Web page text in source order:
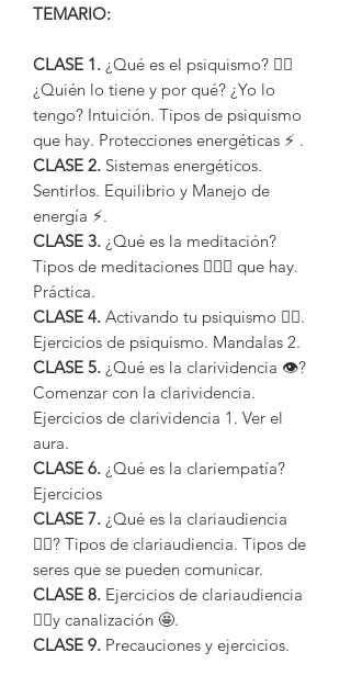
TEMARIO:
CLASE 1. ¿Qué es el psiquismo? 😵‍💫
¿Quién lo tiene y por qué? ¿Yo lo
tengo? Intuición. Tipos de psiquismo
que hay. Protecciones energéticas ⚡ .
CLASE 2. Sistemas energéticos.
Sentirlos. Equilibrio y Manejo de
energía ⚡.
CLASE 3. ¿Qué es la meditación?
Tipos de meditaciones 🧘🏻‍♀️ que hay.
Práctica.
CLASE 4. Activando tu psiquismo 😵‍💫.
Ejercicios de psiquismo. Mandalas 2.
CLASE 5. ¿Qué es la clarividencia 👁️?
Comenzar con la clarividencia.
Ejercicios de clarividencia 1. Ver el
aura.
CLASE 6. ¿Qué es la clariempatía?
Ejercicios
CLASE 7. ¿Qué es la clariaudiencia
👂🏻? Tipos de clariaudiencia. Tipos de
seres que se pueden comunicar.
CLASE 8. Ejercicios de clariaudiencia
👂🏻y canalización 🤩.
CLASE 9. Precauciones y ejercicios.